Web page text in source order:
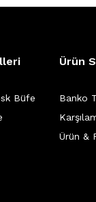
Büfe
Ürün
Banko
Ürün &